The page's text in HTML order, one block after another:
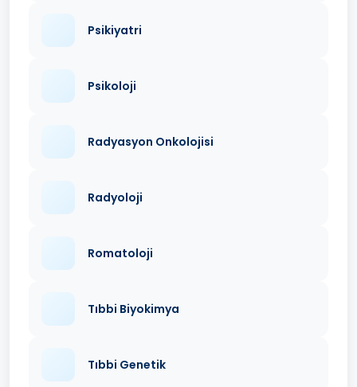
Psikiyatri
Psikoloji
Radyasyon Onkolojisi
Radyoloji
Romatoloji
Tıbbi Biyokimya
Tıbbi Genetik